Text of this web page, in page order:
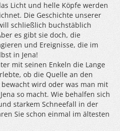
Licht und helle Köpfe werden
Die Geschichte unserer
schließlich buchstäblich
es gibt sie doch, die
und Ereignisse, die im
in Jena!
mit seinen Enkeln die Lange
ob die Quelle an den
wird oder was man mit
so macht. Wie behalfen sich
starkem Schneefall in der
Sie schon einmal im ältesten